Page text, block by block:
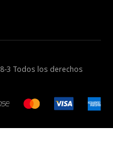
3 Todos los derechos